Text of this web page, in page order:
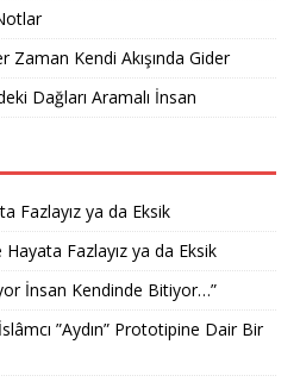
Zaman Kendi Akışında Gider
Dağları Aramalı İnsan
Fazlayız ya da Eksik
Hayata Fazlayız ya da Eksik
İnsan Kendinde Bitiyor…”
İslâmcı ”Aydın” Prototipine Dair Bir